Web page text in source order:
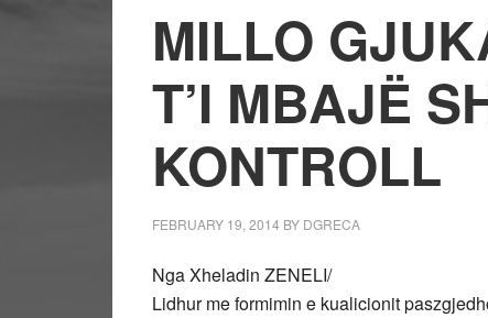
MILLO
T’I MBAJË
KONTROLL
FEBRUARY 19, 2014 BY DGRECA
Nga Xheladin ZENELI/
Lidhur me formimin e kualicionit